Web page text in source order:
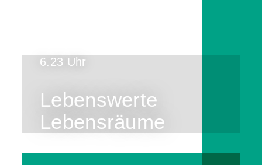
6.23 Uhr
Lebenswerte
Lebensräume